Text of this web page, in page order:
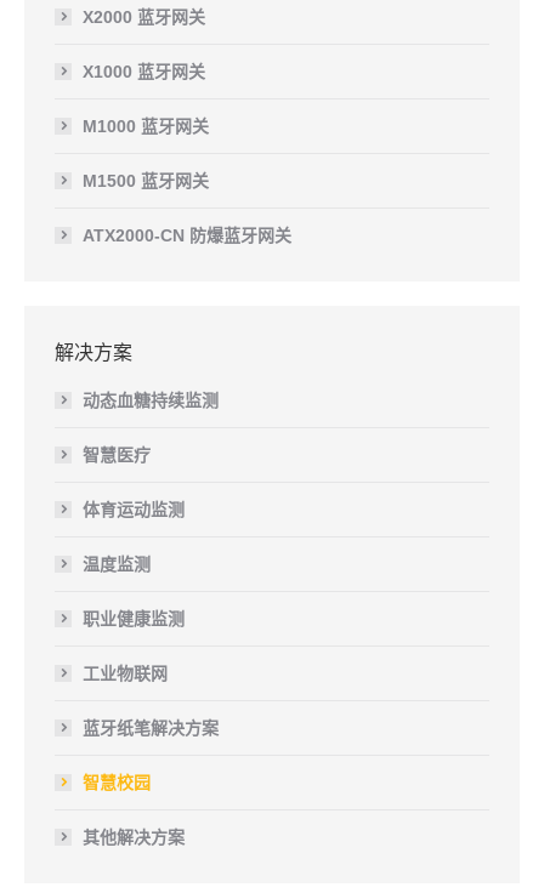
X2000 蓝牙网关
X1000 蓝牙网关
M1000 蓝牙网关
M1500 蓝牙网关
ATX2000-CN 防爆蓝牙网关
解决方案
动态血糖持续监测
智慧医疗
体育运动监测
温度监测
职业健康监测
工业物联网
蓝牙纸笔解决方案
智慧校园
其他解决方案